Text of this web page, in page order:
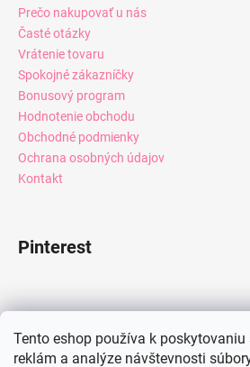
Tento eshop používa k
reklám a analýze návštevnosti
Prečo nakupovať u nás
Časté otázky
Vrátenie tovaru
Spokojné zákazníčky
Bonusový program
Hodnotenie obchodu
Obchodné podmienky
Ochrana osobných údajov
Kontakt
Pinterest